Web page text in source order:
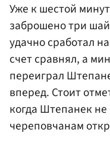
Уже к шестой
заброшено три
удачно сработал
счет сравнял, а
переиграл
вперед. Стоит
когда Штепанек
череповчанам